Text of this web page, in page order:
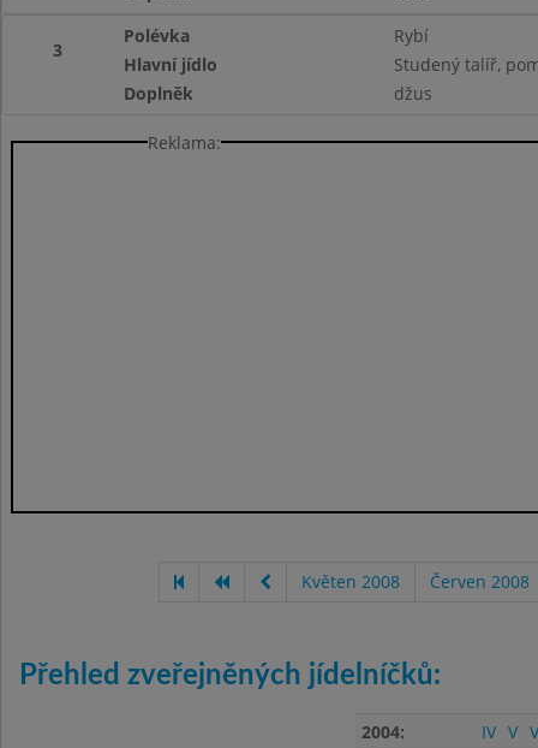
3
Polévka
Rybí
Hlavní jídlo
Studený talíř,
Doplněk
džus
Reklama:
Květen 2008 Červen 2008
Přehled zveřejněných jídelníčků:
2004: IV V